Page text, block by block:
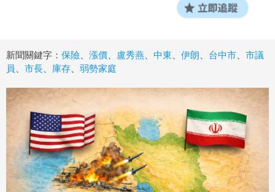
新聞關鍵字： 保險 漲價 盧秀燕 中東 伊朗 台中市
市議
員
市長 庫存 弱勢家庭